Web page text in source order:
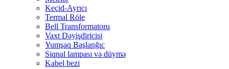
Keçid-Ayrıcı
Termal Röle
Bell Transformatoru
Vaxt Dəyişdiricisi
Yumşaq Başlanğıc
Siqnal lampası və düymə
Kabel bezi